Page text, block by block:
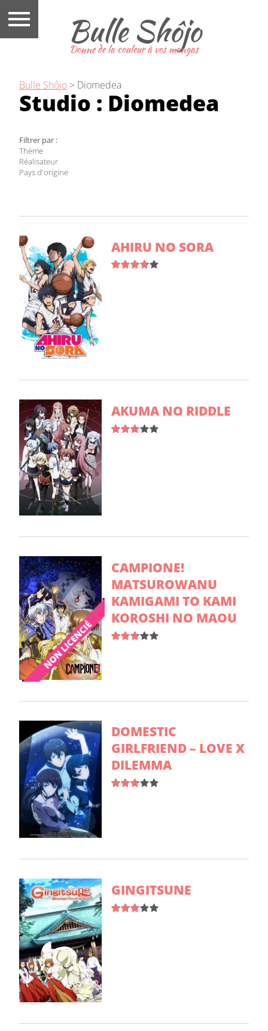
Bulle Shôjo
Donne de la couleur à vos mangas
Bulle Shôjo > Diomedea
Studio : Diomedea
Filtrer par :
Thème
Réalisateur
Pays d'origine
AHIRU NO SORA
AKUMA NO RIDDLE
CAMPIONE!
MATSUROWANU
KAMIGAMI TO KAMI
KOROSHI NO MAOU
DOMESTIC
GIRLFRIEND – LOVE X
DILEMMA
GINGITSUNE